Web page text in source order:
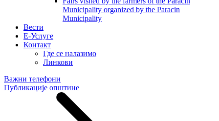
Municipality organized by the Paracin
Municipality
Вести
E-Услуге
Контакт
Где се налазимо
Линкови
Важни телефони
Публикације општине